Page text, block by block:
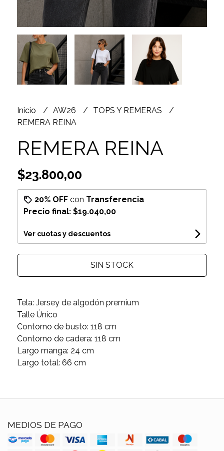
Inicio AW26
TOPS Y REMERAS
REMERA REINA
REMERA REINA
$23.800,00
20% OFFcon Transferencia
Precio final: $19.040,00
Ver cuotas y descuentos
SIN STOCK
Tela: Jersey de algodón premium
Talle Único
Contorno de busto: 118 cm
Contorno de cadera: 118 cm
Largo manga: 24 cm
Largo total: 66 cm
MEDIOS DE PAGO